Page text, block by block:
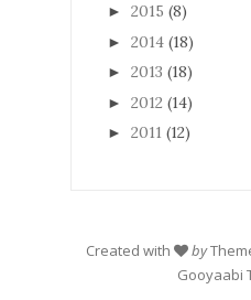
► 2015 (8)
► 2014 (18)
► 2013 (18)
► 2012 (14)
► 2011 (12)
Created with by
Gooyaabi